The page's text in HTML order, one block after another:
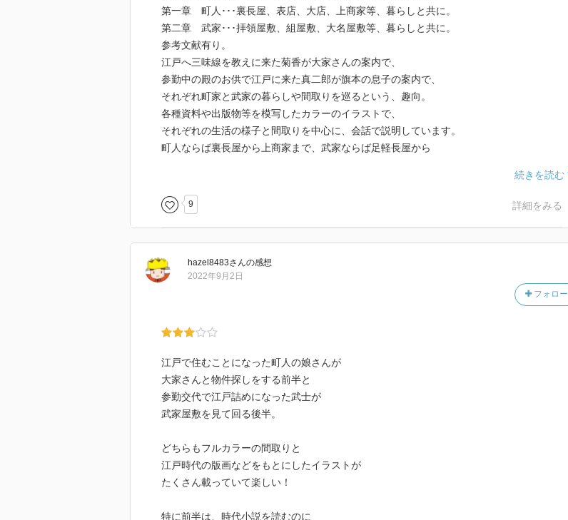
第一章 町人･･･裏長屋、表店、大店、上商家等、暮らしと共に。
第二章 武家･･･拝領屋敷、組屋敷、大名屋敷等、暮らしと共に。
参考文献有り。
江戸へ三味線を教えに来た菊香が大家さんの案内で、
参勤中の殿のお供で江戸に来た真二郎が旗本の息子の案内で、
それぞれ町家と武家の暮らしや間取りを巡るという、趣向。
各種資料や出版物等を模写したカラーのイラストで、
それぞれの生活の様子と間取りを中心に、会話で説明しています。
町人ならば裏長屋から上商家まで、武家ならば足軽長屋から
お隣さんの声が筒抜けで、棟割長屋は日当たりが悪い。
大工の親方宅には隣接して、職人の長屋が併設されてたり。
武家も、細やかな足軽長屋から豪勢な大名屋敷まで。
上級武家屋敷は接待関係の部屋がいろいろあるとか、
宮部みゆき作『ぼんくら』の、お徳の店、表長屋で二階建て
間取りが用途等で色分けしているのも、良かったです。
個人的には、武家屋敷に厩が描かれてなかったのが、残念。
9 詳細をみる
hazel8483さんの感想
フォロー
2022年9月2日
江戸で住むことになった町人の娘さんが
大家さんと物件探しをする前半と
参勤交代で江戸詰めになった武士が
武家屋敷を見て回る後半。
どちらもフルカラーの間取りと
江戸時代の版画などをもとにしたイラストが
たくさん載っていて楽しい！
特に前半は、時代小説を読むのに